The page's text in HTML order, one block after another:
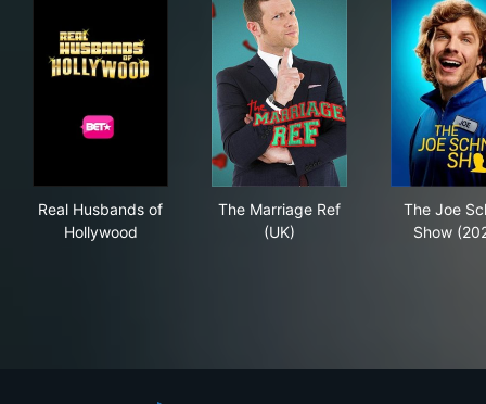
Real Husbands of
Hollywood
The Marriage Ref
(UK)
The Joe
Show